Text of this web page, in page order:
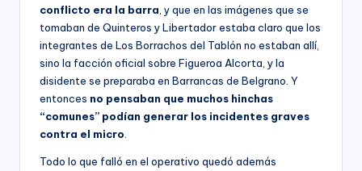
conflicto era la barra , y que en las imágenes que se
tomaban de Quinteros y Libertador estaba claro que los
integrantes de Los Borrachos del Tablón no estaban allí,
sino la facción oficial sobre Figueroa Alcorta, y la
disidente se preparaba en Barrancas de Belgrano. Y
entonces no pensaban que muchos hinchas
“comunes” podían generar los incidentes graves
contra el micro
Todo lo que falló en el operativo quedó además